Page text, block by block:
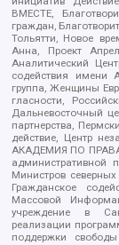
ВМЕСТЕ,
граждан,
Тольятти, Новое
Анна, Проект
Аналитический
содействия имени
группа, Женщины
гласности,
Дальневосточный
партнерства,
действие, Центр
АКАДЕМИЯ ПО
административной
Министров
Гражданское
Массовой
учреждение в
реализации
поддержки